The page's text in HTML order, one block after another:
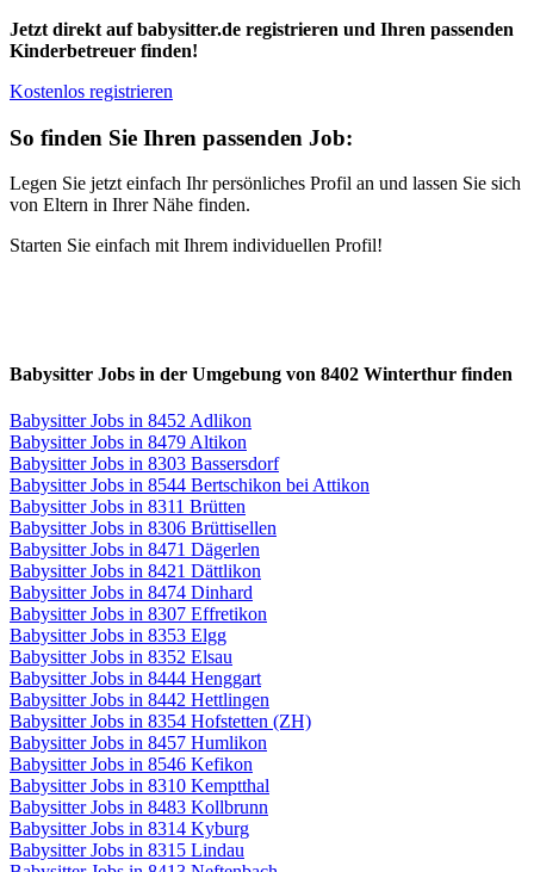
Jetzt direkt auf babysitter.de registrieren und Ihren passenden
Kinderbetreuer finden!
Kostenlos registrieren
So finden Sie Ihren passenden Job:
Legen Sie jetzt einfach Ihr persönliches Profil an und lassen Sie sich
von Eltern in Ihrer Nähe finden.
Starten Sie einfach mit Ihrem individuellen Profil!
Babysitter Jobs in der Umgebung von 8402 Winterthur finden
Babysitter Jobs in 8452 Adlikon
Babysitter Jobs in 8479 Altikon
Babysitter Jobs in 8303 Bassersdorf
Babysitter Jobs in 8544 Bertschikon bei Attikon
Babysitter Jobs in 8311 Brütten
Babysitter Jobs in 8306 Brüttisellen
Babysitter Jobs in 8471 Dägerlen
Babysitter Jobs in 8421 Dättlikon
Babysitter Jobs in 8474 Dinhard
Babysitter Jobs in 8307 Effretikon
Babysitter Jobs in 8353 Elgg
Babysitter Jobs in 8352 Elsau
Babysitter Jobs in 8444 Henggart
Babysitter Jobs in 8442 Hettlingen
Babysitter Jobs in 8354 Hofstetten (ZH)
Babysitter Jobs in 8457 Humlikon
Babysitter Jobs in 8546 Kefikon
Babysitter Jobs in 8310 Kemptthal
Babysitter Jobs in 8483 Kollbrunn
Babysitter Jobs in 8314 Kyburg
Babysitter Jobs in 8315 Lindau